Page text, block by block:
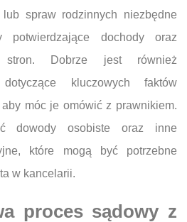
spraw rodzinnych niezbędne
potwierdzające dochody oraz
stron. Dobrze jest również
kluczowych faktów
móc je omówić z prawnikiem.
dowody osobiste oraz inne
które mogą być potrzebne
w kancelarii.
proces sądowy z